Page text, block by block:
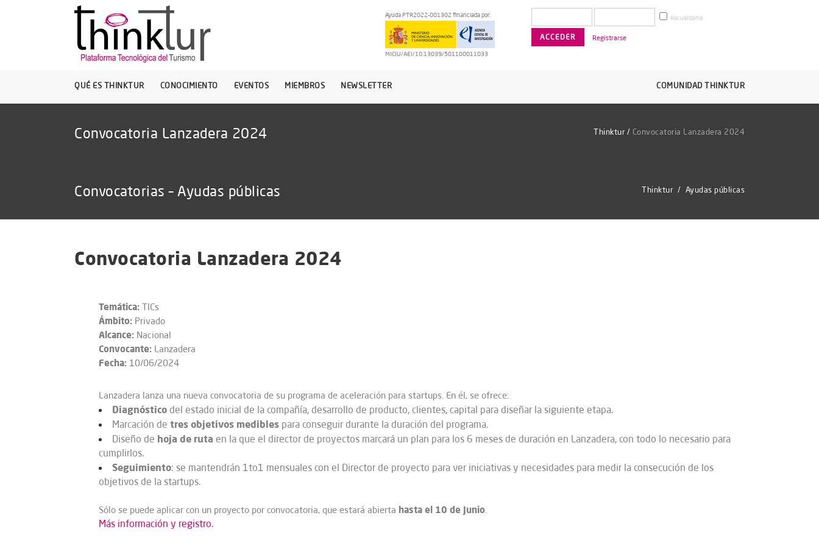
Ayuda PTR2022-001302 financiada por:
MICIU/AEI/10.13039/501100011033
Recuérdame
Registrarse
QUÉ ES THINKTUR CONOCIMIENTO EVENTOS MIEMBROS NEWSLETTER COMUNIDAD THINKTUR
Convocatoria Lanzadera 2024 Thinktur / Convocatoria Lanzadera 2024
Convocatorias – Ayudas públicas Thinktur / Ayudas públicas
Convocatoria Lanzadera 2024
Temática: TICs
Ámbito: Privado
Alcance: Nacional
Convocante: Lanzadera
Fecha: 10/06/2024
Lanzadera lanza una nueva convocatoria de su programa de aceleración para startups. En él, se ofrece:
Diagnóstico del estado inicial de la compañía, desarrollo de producto, clientes, capital para diseñar la siguiente etapa.
Marcación de tres objetivos medibles para conseguir durante la duración del programa.
Diseño de hoja de ruta en la que el director de proyectos marcará un plan para los 6 meses de duración en Lanzadera, con todo lo necesario para
cumplirlos.
Seguimiento: se mantendrán 1to1 mensuales con el Director de proyecto para ver iniciativas y necesidades para medir la consecución de los
objetivos de la startups.
Sólo se puede aplicar con un proyecto por convocatoria, que estará abierta hasta el 10 de Junio.
Más información y registro.